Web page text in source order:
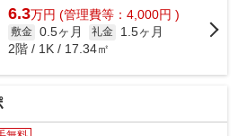
6.3万円 (管理費等：4,000円 )
敷金 0.5ヶ月 礼金
1.5ヶ月
2階 / 1K / 17.34㎡